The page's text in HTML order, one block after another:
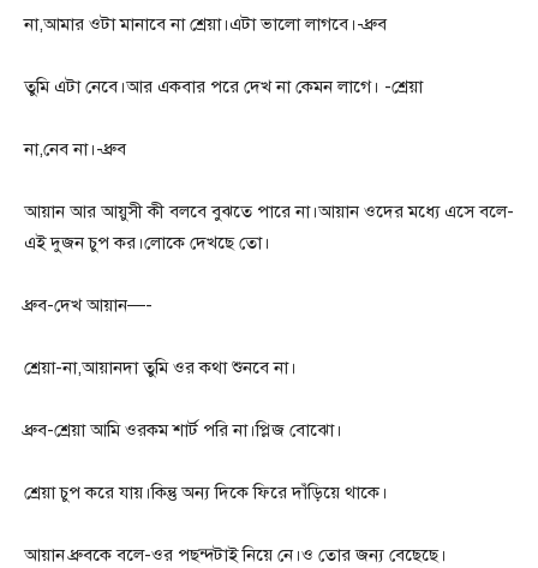
না,আমার ওটা মানাবে না শ্রেয়া।এটা ভালো লাগবে।-ধ্রুব
তুমি এটা নেবে।আর একবার পরে দেখ না কেমন লাগে। -শ্রেয়া
না,নেব না।-ধ্রুব
আয়ান আর আয়ুসী কী বলবে বুঝতে পারে না।আয়ান ওদের মধ্যে এসে বলে-
এই দুজন চুপ কর।লোকে দেখছে তো।
ধ্রুব-দেখ আয়ান—-
শ্রেয়া-না,আয়ানদা তুমি ওর কথা শুনবে না।
ধ্রুব-শ্রেয়া আমি ওরকম শার্ট পরি না।প্লিজ বোঝো।
শ্রেয়া চুপ করে যায়।কিন্তু অন্য দিকে ফিরে দাঁড়িয়ে থাকে।
আয়ান ধ্রুবকে বলে-ওর পছন্দটাই নিয়ে নে।ও তোর জন্য বেছেছে।